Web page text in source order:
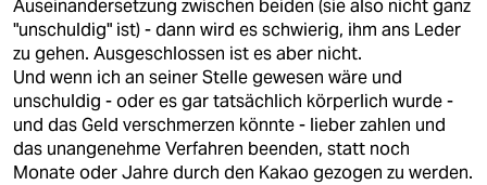
Auseinandersetzung zwischen beiden (sie also nicht ganz
"unschuldig" ist) - dann wird es schwierig, ihm ans Leder
zu gehen. Ausgeschlossen ist es aber nicht.
Und wenn ich an seiner Stelle gewesen wäre und
unschuldig - oder es gar tatsächlich körperlich wurde -
und das Geld verschmerzen könnte - lieber zahlen und
das unangenehme Verfahren beenden, statt noch
Monate oder Jahre durch den Kakao gezogen zu werden.